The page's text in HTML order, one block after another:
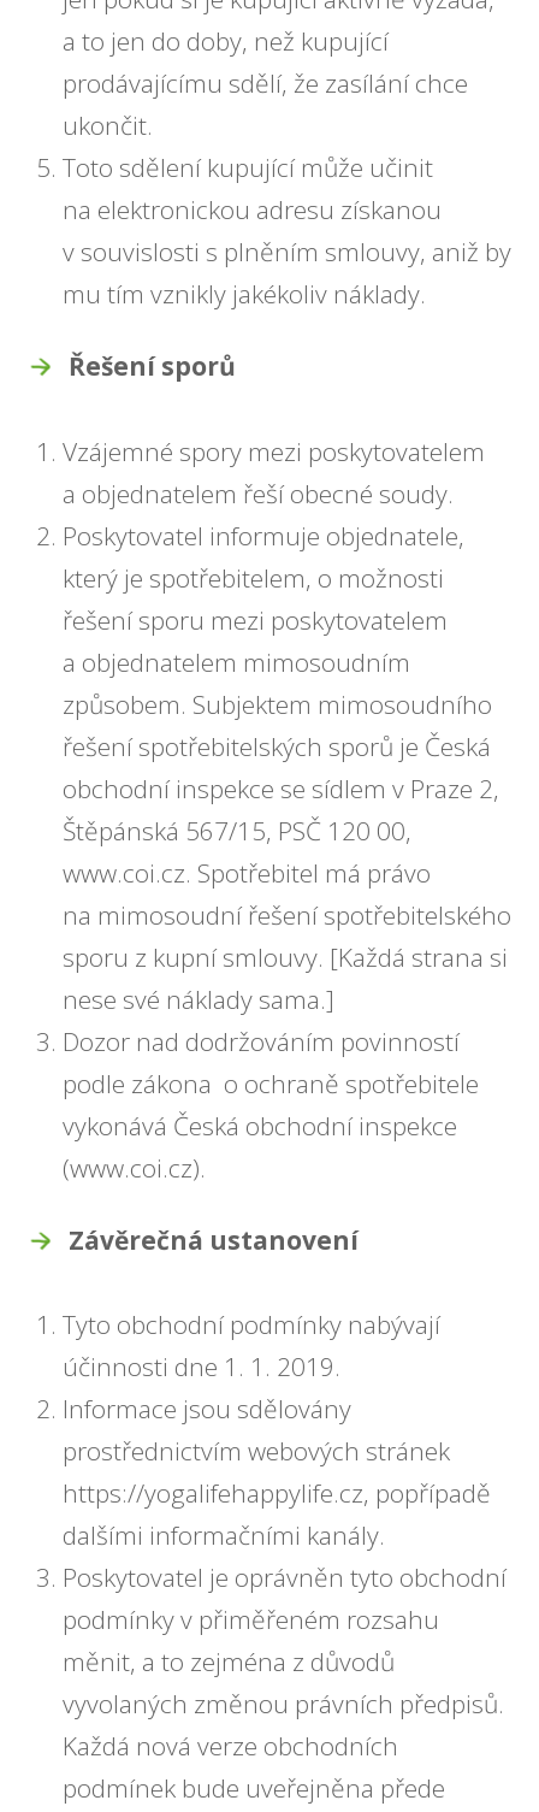
a to jen do doby, než kupující
prodávajícímu sdělí, že zasílání chce
ukončit.
Toto sdělení kupující může učinit
na elektronickou adresu získanou
v souvislosti s plněním smlouvy, aniž by
mu tím vznikly jakékoliv náklady.
Řešení sporů
Vzájemné spory mezi poskytovatelem
a objednatelem řeší obecné soudy.
Poskytovatel informuje objednatele,
který je spotřebitelem, o možnosti
řešení sporu mezi poskytovatelem
a objednatelem mimosoudním
způsobem. Subjektem mimosoudního
řešení spotřebitelských sporů je Česká
obchodní inspekce se sídlem v Praze 2,
Štěpánská 567/15, PSČ 120 00,
www.coi.cz. Spotřebitel má právo
na mimosoudní řešení spotřebitelského
sporu z kupní smlouvy. [Každá strana si
nese své náklady sama.]
Dozor nad dodržováním povinností
podle zákona o ochraně spotřebitele
vykonává Česká obchodní inspekce
(www.coi.cz).
Závěrečná ustanovení
Tyto obchodní podmínky nabývají
účinnosti dne 1. 1. 2019.
Informace jsou sdělovány
prostřednictvím webových stránek
https://yogalifehappylife.cz, popřípadě
dalšími informačními kanály.
Poskytovatel je oprávněn tyto obchodní
podmínky v přiměřeném rozsahu
měnit, a to zejména z důvodů
vyvolaných změnou právních předpisů.
Každá nová verze obchodních
podmínek bude uveřejněna přede